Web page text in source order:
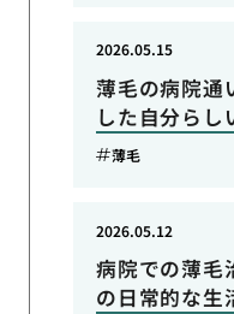
薄毛の病院通
した自分らし
2026.05.15
薄毛
病院での薄毛
の日常的な生
2026.05.12